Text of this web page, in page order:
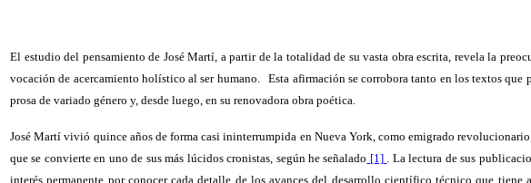
El estudio del pensamiento de José Martí, a partir de la totalidad de su vasta obra escrita, revela la
vocación de acercamiento holístico al ser humano.
Esta afirmación se corrobora tanto en los textos
prosa de variado género y, desde luego, en su renovadora obra poética.
José Martí vivió quince años de forma casi ininterrumpida en Nueva York, como emigrado
que se convierte en uno de sus más lúcidos cronistas, según he señalado [1] . La lectura de sus
interés permanente por conocer cada detalle de los avances del desarrollo científico técnico que